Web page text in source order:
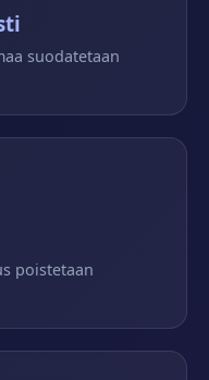
suodatetaan
poistetaan